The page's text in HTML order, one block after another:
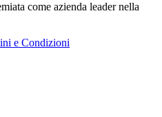
come azienda leader nella
e Condizioni